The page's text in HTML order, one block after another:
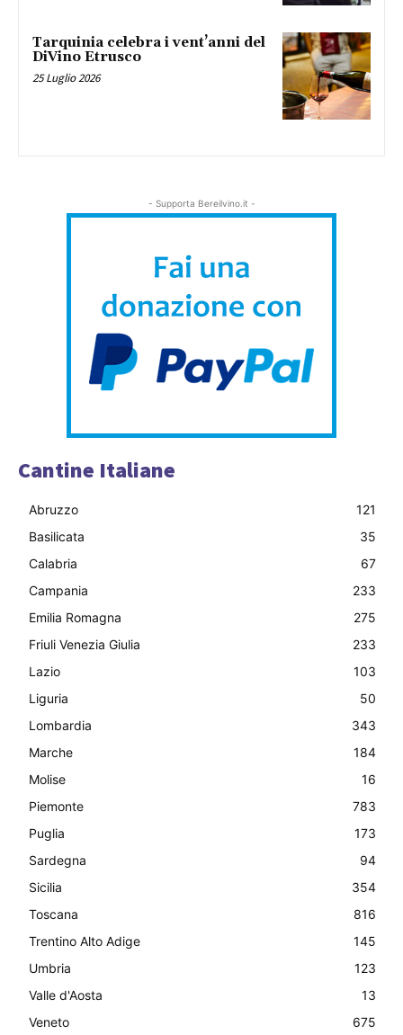
Tarquinia celebra i vent’anni del
DiVino Etrusco
25 Luglio 2026
- Supporta Bereilvino.it -
Cantine Italiane
Abruzzo
121
Basilicata
35
Calabria
67
Campania
233
Emilia Romagna
275
Friuli Venezia Giulia
233
Lazio
103
Liguria
50
Lombardia
343
Marche
184
Molise
16
Piemonte
783
Puglia
173
Sardegna
94
Sicilia
354
Toscana
816
Trentino Alto Adige
145
Umbria
123
Valle d'Aosta
13
Veneto
675